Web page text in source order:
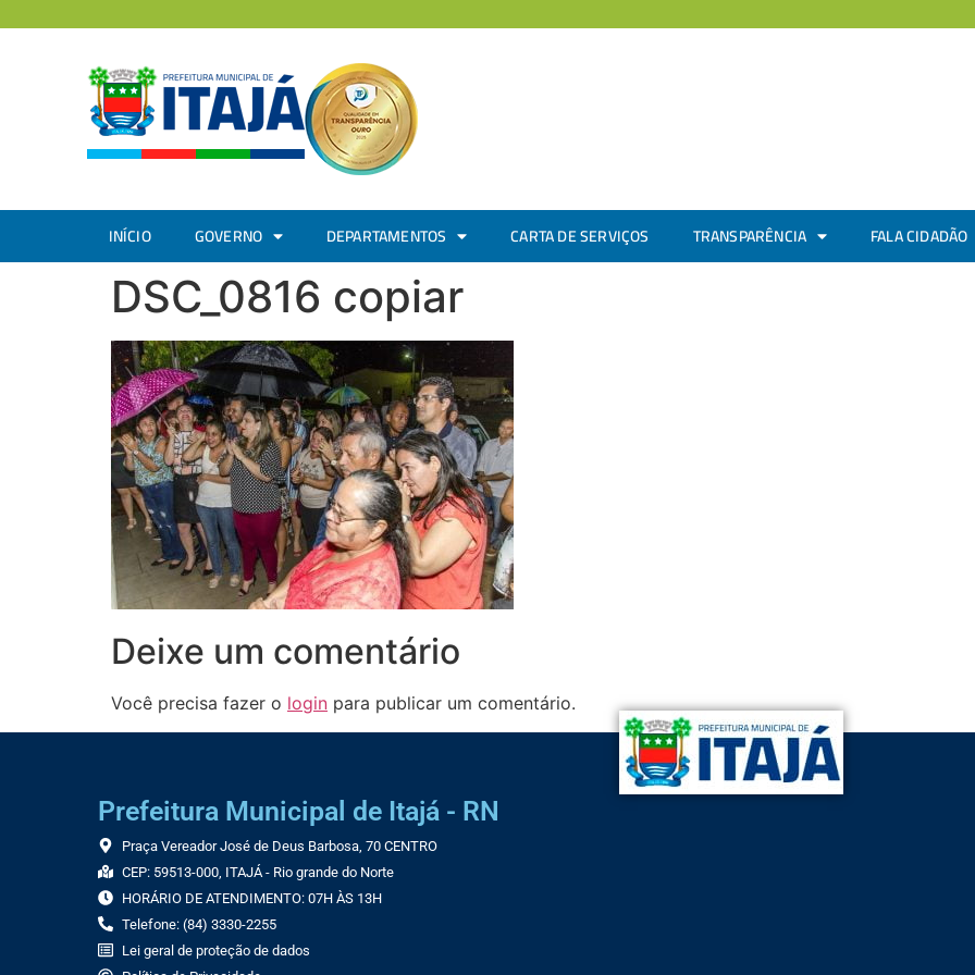
INÍCIO GOVERNO DEPARTAMENTOS CARTA DE SERVIÇOS TRANSPARÊNCIA FALA CIDADÃO
DSC_0816 copiar
Deixe um comentário
Você precisa fazer o login para publicar um comentário.
Prefeitura Municipal de Itajá - RN
Praça Vereador José de Deus Barbosa, 70 CENTRO
CEP: 59513-000, ITAJÁ - Rio grande do Norte
HORÁRIO DE ATENDIMENTO: 07H ÀS 13H
Telefone: (84) 3330-2255
Lei geral de proteção de dados